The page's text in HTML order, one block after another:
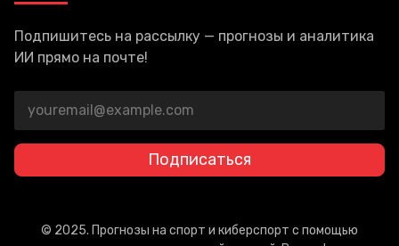
Подпишитесь на рассылку — прогнозы и аналитика
ИИ прямо на почте!
Подписаться
© 2025. Прогнозы на спорт и киберспорт с помощью